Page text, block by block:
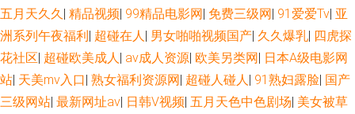
五月天久久| 精品视频| 99精品电影网| 免费三级网| 91爱爱Tv| 亚
洲系列午夜福利| 超碰在人| 男女啪啪视频国产| 久久爆乳| 四虎探
花社区| 超碰欧美成人| av成人资源| 欧美另类网| 日本A级电影网
站| 天美mv入口| 熟女福利资源网| 超碰人碰人| 91熟妇露脸| 国产
三级网站| 最新网址av| 日韩V视频| 五月天色中色剧场| 美女被草